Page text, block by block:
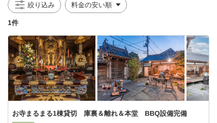
絞り込み
1件
お寺まるまる1棟貸切 庫裏＆離れ＆本堂 BBQ設備完備